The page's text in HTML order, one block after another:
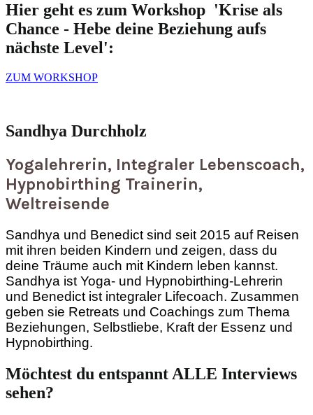
Hier geht es zum Workshop 'Krise als
Chance - Hebe deine Beziehung aufs
nächste Level':
ZUM WORKSHOP
Sandhya Durchholz
Yogalehrerin, Integraler Lebenscoach,
Hypnobirthing Trainerin,
Weltreisende
Sandhya und Benedict sind seit 2015 auf Reisen
mit ihren beiden Kindern und zeigen, dass du
deine Träume auch mit Kindern leben kannst.
Sandhya ist Yoga- und Hypnobirthing-Lehrerin
und Benedict ist integraler Lifecoach. Zusammen
geben sie Retreats und Coachings zum Thema
Beziehungen, Selbstliebe, Kraft der Essenz und
Hypnobirthing.
Möchtest du entspannt ALLE Interviews
sehen?